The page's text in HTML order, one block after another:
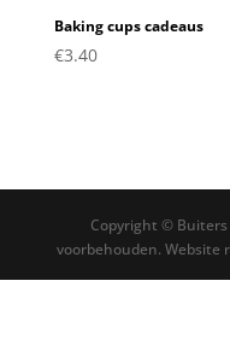
Baking cups cadeaus
€3.40
Copyright ©
voorbehouden. Website